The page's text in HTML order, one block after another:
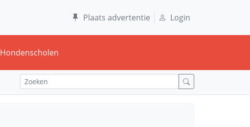
Plaats advertentie Login
Hondenscholen